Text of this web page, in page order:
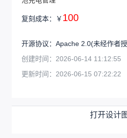
复刻成本： ￥ 100
开源协议： Apache 2.0(未经作者
创建时间： 2026-06-14 11:12:55
更新时间： 2026-06-15 07:22:22
打开设计图